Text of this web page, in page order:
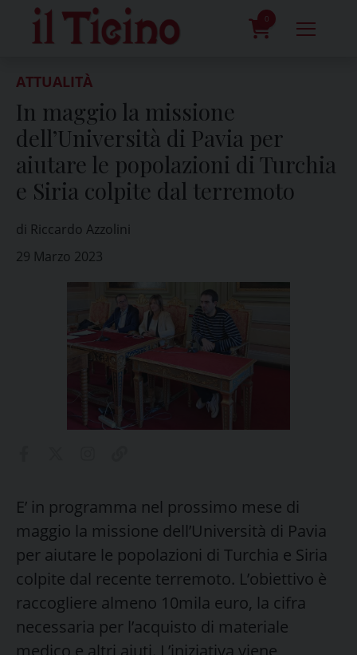
content
0
ATTUALITÀ
In maggio la missione
dell’Università di Pavia per
aiutare le popolazioni di Turchia
e Siria colpite dal terremoto
di Riccardo Azzolini
29 Marzo 2023
E’ in programma nel prossimo mese di
maggio la missione dell’Università di Pavia
per aiutare le popolazioni di Turchia e Siria
colpite dal recente terremoto. L’obiettivo è
raccogliere almeno 10mila euro, la cifra
necessaria per l’acquisto di materiale
medico e altri aiuti. L’iniziativa viene